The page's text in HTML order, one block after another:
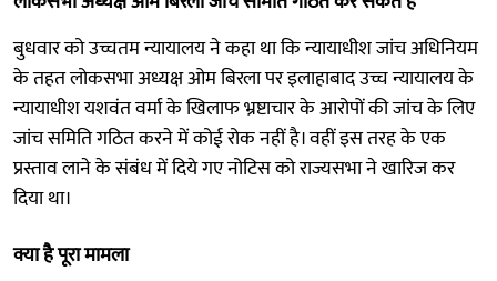
बुधवार को उच्चतम न्यायालय ने कहा था कि न्यायाधीश जांच अधिनियम
के तहत लोकसभा अध्यक्ष ओम बिरला पर इलाहाबाद उच्च न्यायालय के
न्यायाधीश यशवंत वर्मा के खिलाफ भ्रष्टाचार के आरोपों की जांच के लिए
जांच समिति गठित करने में कोई रोक नहीं है। वहीं इस तरह के एक
प्रस्ताव लाने के संबंध में दिये गए नोटिस को राज्यसभा ने खारिज कर
दिया था।
क्या है पूरा मामला